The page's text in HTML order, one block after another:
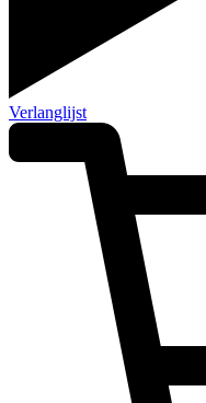
Verlanglijst